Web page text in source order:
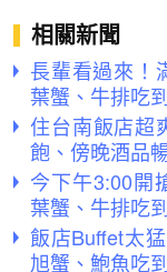
相關新聞
長輩看過來
葉蟹、牛排吃
住台南飯店
飽、傍晚酒品
今下午3:00開
葉蟹、牛排吃
飯店Buffet太
旭蟹、鮑魚吃